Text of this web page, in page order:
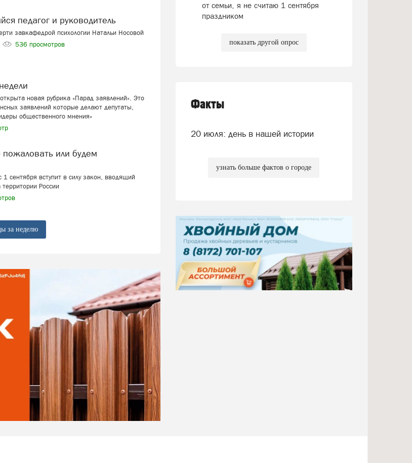
педагог и руководитель
завкафедрой психологии Натальи Носовой
536 просмотров
новая рубрика «Парад заявлений». Это
заявлений которые делают депутаты,
общественного мнения»
сентября вступит в силу закон, вводящий
России
за неделю
от семьи, я не считаю 1 сентября
праздником
показать другой опрос
Факты
20 июля: день в нашей истории
узнать больше фактов о городе